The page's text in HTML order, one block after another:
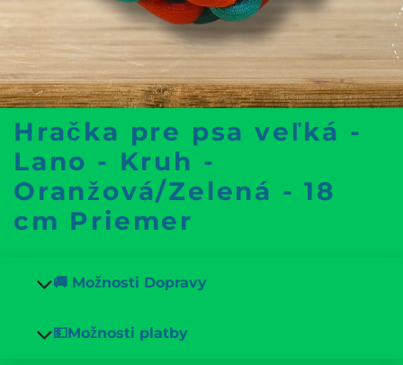
Hračka pre psa veľká -
Lano - Kruh -
Oranžová/Zelená - 18
cm Priemer
🚚 Možnosti Dopravy
💵Možnosti platby